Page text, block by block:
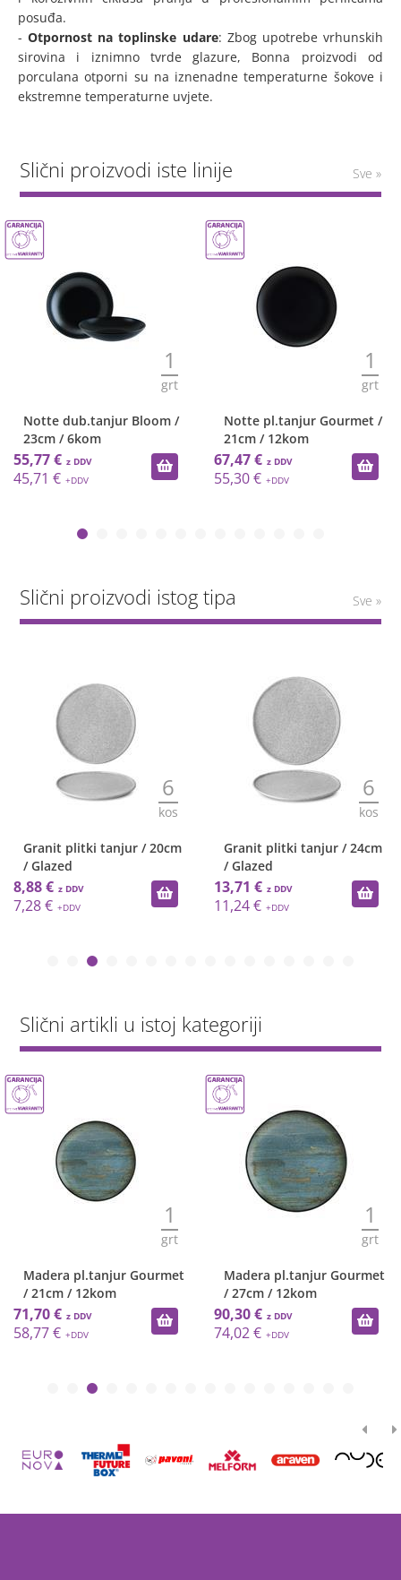
posuđa.
-Otpornost na toplinske udare: Zbog upotrebe vrhunskih
sirovina i iznimno tvrde glazure, Bonna proizvodi od
porculana otporni su na iznenadne temperaturne šokove i
ekstremne temperaturne uvjete.
Slični proizvodi iste linije Sve »
1
grt
Notte dub.tanjur Bloom /
23cm / 6kom
55,77 €
45,71 €
1
grt
Notte pl.tanjur Gourmet /
21cm / 12kom
67,47 €
55,30 €
Slični proizvodi istog tipa Sve »
6
kos
Granit plitki tanjur / 20cm
/ Glazed
8,88 €
7,28 €
6
kos
Granit plitki tanjur / 24cm
/ Glazed
13,71 €
11,24 €
Slični artikli u istoj kategoriji
1
grt
Madera pl.tanjur Gourmet
/ 21cm / 12kom
71,70 €
58,77 €
1
grt
Madera pl.tanjur Gourmet
/ 27cm / 12kom
90,30 €
74,02 €